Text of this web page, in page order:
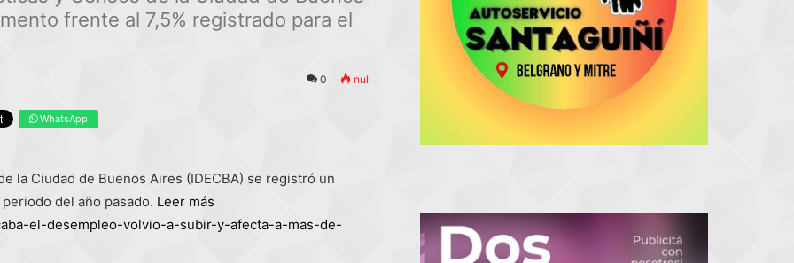
frente al 7,5% registrado para el
0 null
WhatsApp
la Ciudad de Buenos Aires (IDECBA) se registró un
del año pasado. Leer más
el-desempleo-volvio-a-subir-y-afecta-a-mas-de-